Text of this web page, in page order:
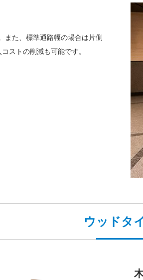
また、標準通路幅の場合は片側
ストの削減も可能です。
ウッドタ